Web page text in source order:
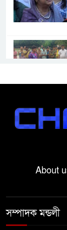
About
সম্পাদক মন্ডলী